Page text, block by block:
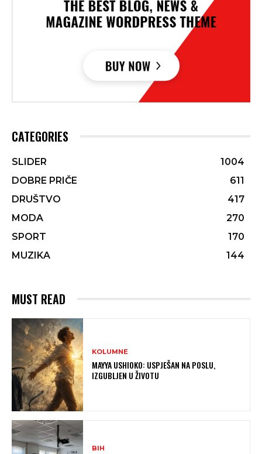
CATEGORIES
SLIDER
1004
DOBRE PRIČE
611
DRUŠTVO
417
MODA
270
SPORT
170
MUZIKA
144
MUST READ
KOLUMNE
MAYYA USHIOKO: USPJEŠAN NA POSLU,
IZGUBLJEN U ŽIVOTU
BIH